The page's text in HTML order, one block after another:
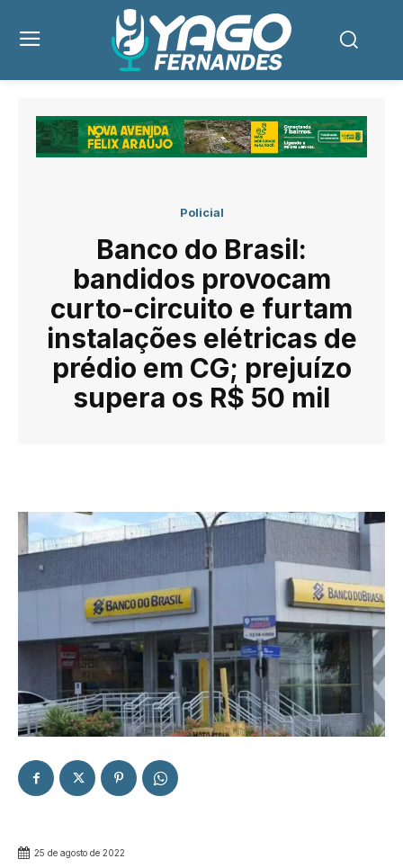
Policial
Banco do Brasil:
bandidos provocam
curto-circuito e furtam
instalações elétricas de
prédio em CG; prejuízo
supera os R$ 50 mil
25 de agosto de 2022